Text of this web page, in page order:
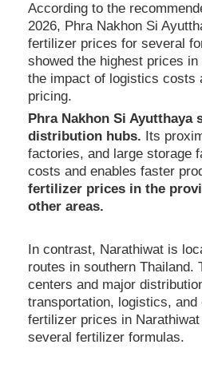
According to the
2026, Phra Nakhon Si
fertilizer prices for several
showed the highest prices
the impact of logistics costs
pricing.
Phra Nakhon Si Ayutthaya
distribution hubs. Its
factories, and large storage
costs and enables faster
fertilizer prices in the
other areas.
In contrast, Narathiwat is
routes in southern Thailand.
centers and major
transportation, logistics,
fertilizer prices in
several fertilizer formulas.